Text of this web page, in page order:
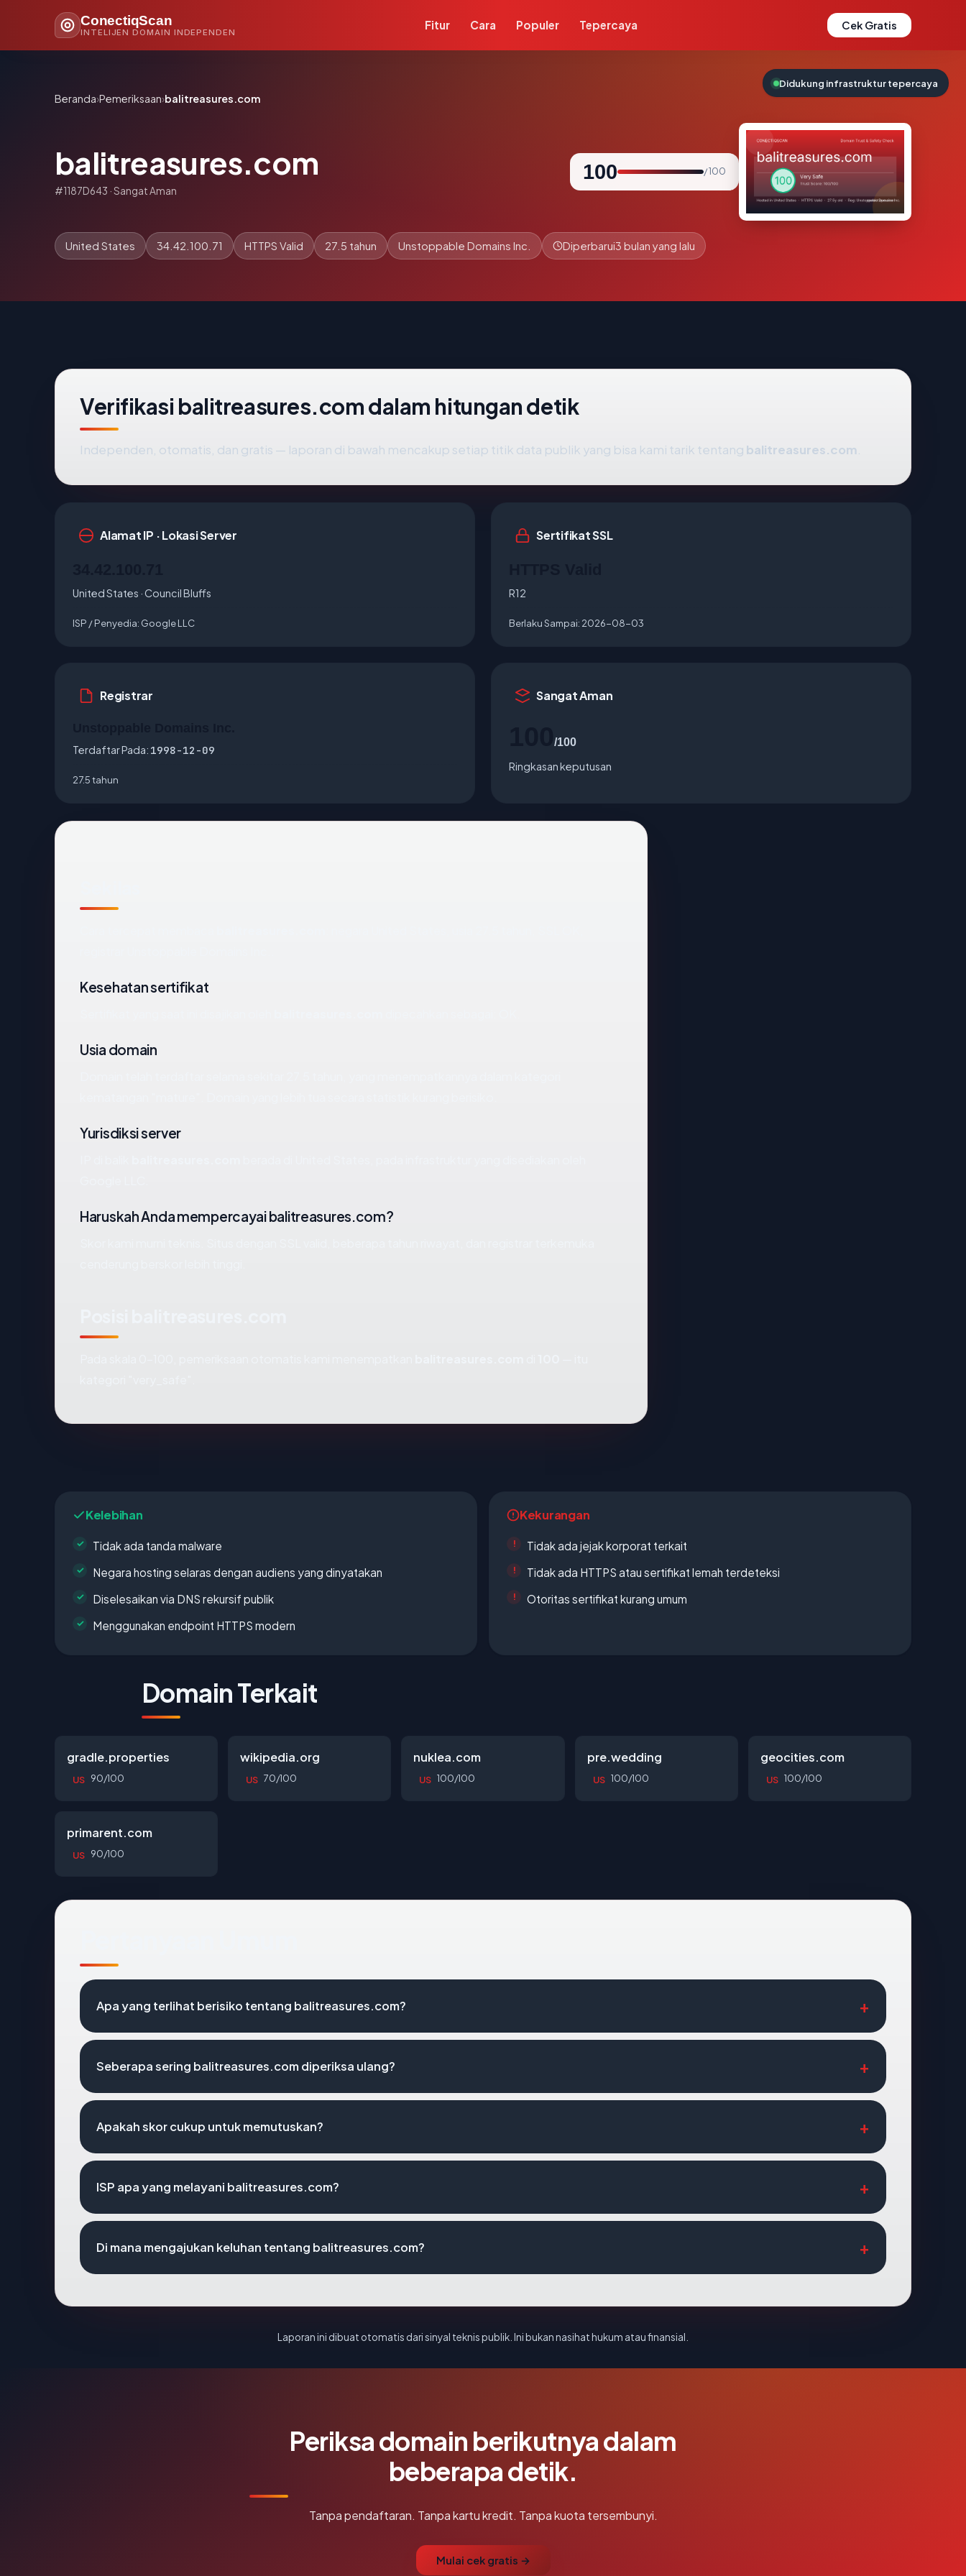
ConectiqScan
INTELIJEN DOMAIN INDEPENDEN
Fitur Cara Populer Tepercaya Cek Gratis
Beranda›Pemeriksaan›balitreasures.com
balitreasures.com
#1187D643 · Sangat Aman
100 / 100
United States 34.42.100.71 HTTPS Valid 27.5 tahun Unstoppable Domains Inc. Diperbarui3 bulan yang lalu
Verifikasi balitreasures.com dalam hitungan detik
Independen, otomatis, dan gratis — laporan di bawah mencakup setiap titik data publik yang bisa kami tarik tentang balitreasures.com
Alamat IP · Lokasi Server
United States · Council Bluffs
ISP / Penyedia: Google LLC
Sertifikat SSL
R12
Berlaku Sampai: 2026-08-03
Registrar
Terdaftar Pada: 1998-12-09
27.5 tahun
Sangat Aman
/100
Ringkasan keputusan
Kesehatan sertifikat
Usia domain
Yurisdiksi server
Haruskah Anda mempercayai balitreasures.com?
Kelebihan
Tidak ada tanda malware
Negara hosting selaras dengan audiens yang dinyatakan
Diselesaikan via DNS rekursif publik
Menggunakan endpoint HTTPS modern
Kekurangan
Tidak ada jejak korporat terkait
Tidak ada HTTPS atau sertifikat lemah terdeteksi
Otoritas sertifikat kurang umum
Domain Terkait
gradle.properties
US 90/100
wikipedia.org
US 70/100
nuklea.com
US 100/100
pre.wedding
US 100/100
geocities.com
US 100/100
primarent.com
US 90/100
Apa yang terlihat berisiko tentang balitreasures.com?
Seberapa sering balitreasures.com diperiksa ulang?
Apakah skor cukup untuk memutuskan?
ISP apa yang melayani balitreasures.com?
Di mana mengajukan keluhan tentang balitreasures.com?
Laporan ini dibuat otomatis dari sinyal teknis publik. Ini bukan nasihat hukum atau finansial.
Periksa domain berikutnya dalam
beberapa detik.
Tanpa pendaftaran. Tanpa kartu kredit. Tanpa kuota tersembunyi.
Mulai cek gratis →
Didukung infrastruktur tepercaya